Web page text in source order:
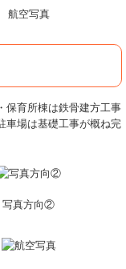
航空写真
保育所棟は鉄骨建方工事
車場は基礎工事が概ね完
写真方向②